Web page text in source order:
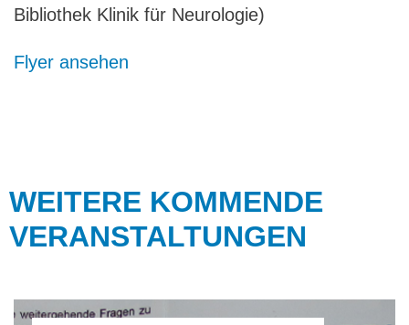
Bibliothek Klinik für Neurologie)
Flyer ansehen
WEITERE KOMMENDE
VERANSTALTUNGEN